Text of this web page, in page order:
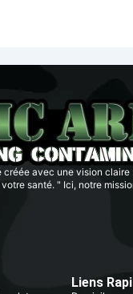
créée avec une vision
santé. " Ici, notre
Liens